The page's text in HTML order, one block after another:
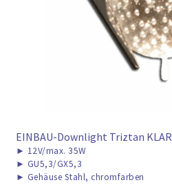
EINBAU-Downlight Triztan KLAR
► 12V/max. 35W
► GU5,3/GX5,3
► Gehäuse Stahl, chromfarben